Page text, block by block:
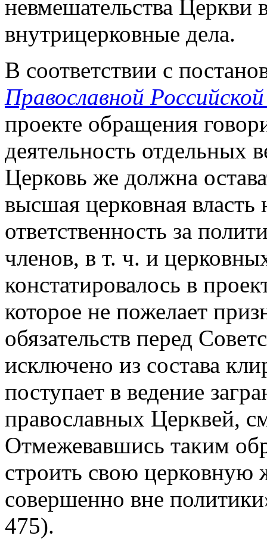
невмешательства Церкви
внутрицерковные дела.
В соответствии с
Православной
проекте обращения
деятельность отдельных
Церковь же должна
высшая церковная власть
ответственность за
членов, в т. ч. и
констатировалось в
которое не пожелает
обязательств перед
исключено из состава
поступает в ведение
православных Церквей,
Отмежевавшись таким
строить свою
совершенно вне
475).